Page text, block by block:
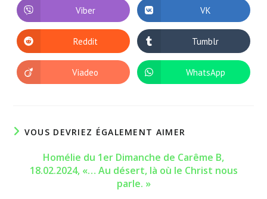
autre
fenêtre
autre
fenêtre
Ouvrir
dans
une
autre
fenêtre
Viber Ouvrir
dans
une
autre
fenêtre
VK
Ouvrir
dans
une
autre
fenêtre
Reddit Ouvrir
dans
une
autre
fenêtre
Tumblr
Ouvrir
dans
Viadeo Ouvrir
dans
WhatsApp
VOUS DEVRIEZ ÉGALEMENT AIMER
Homélie du 1er Dimanche de Carême B,
18.02.2024, «… Au désert, là où le Christ nous
parle. »